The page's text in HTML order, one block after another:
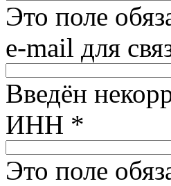
Это поле
e-mail для
Введён
ИНН *
Это поле